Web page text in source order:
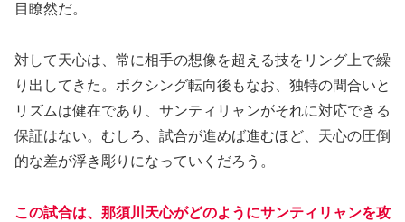
目瞭然だ。
対して天心は、常に相手の想像を超える技をリング上で繰
り出してきた。ボクシング転向後もなお、独特の間合いと
リズムは健在であり、サンティリャンがそれに対応できる
保証はない。むしろ、試合が進めば進むほど、天心の圧倒
的な差が浮き彫りになっていくだろう。
この試合は、那須川天心がどのようにサンティリャンを攻